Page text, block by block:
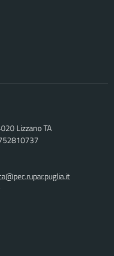
Lizzano TA